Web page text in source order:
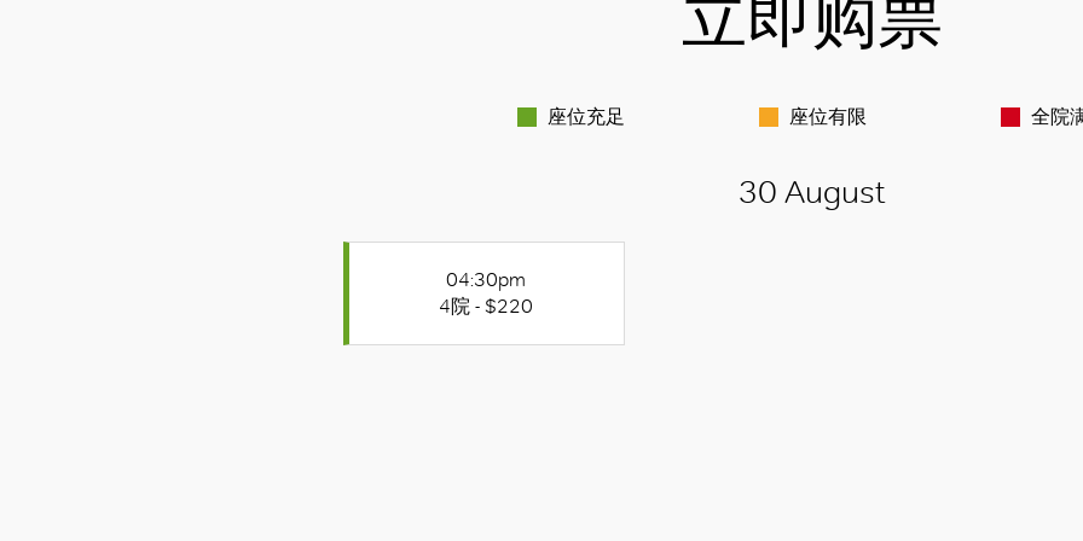
立即购票
座位充足 座位有限 全院
30 August
04:30pm
4院 - $220